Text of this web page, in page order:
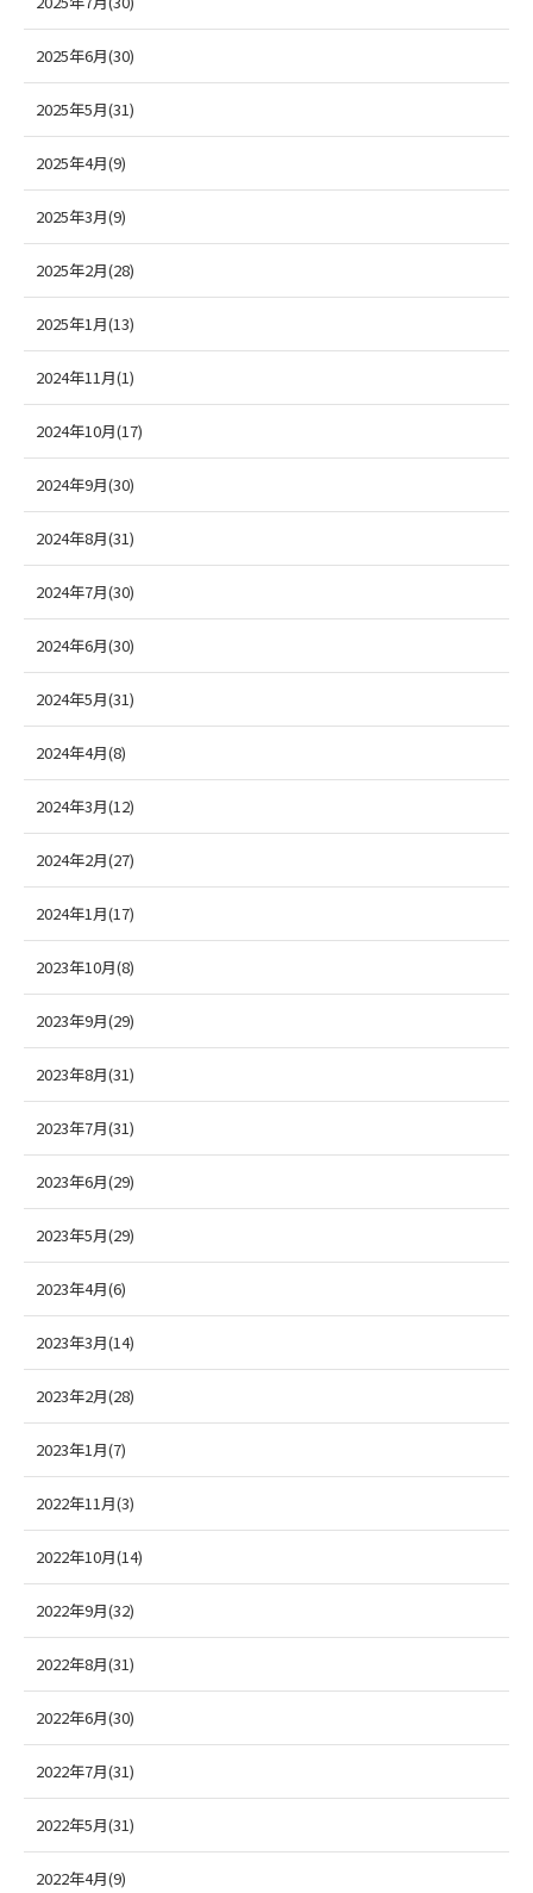
2025年6月(30)
2025年5月(31)
2025年4月(9)
2025年3月(9)
2025年2月(28)
2025年1月(13)
2024年11月(1)
2024年10月(17)
2024年9月(30)
2024年8月(31)
2024年7月(30)
2024年6月(30)
2024年5月(31)
2024年4月(8)
2024年3月(12)
2024年2月(27)
2024年1月(17)
2023年10月(8)
2023年9月(29)
2023年8月(31)
2023年7月(31)
2023年6月(29)
2023年5月(29)
2023年4月(6)
2023年3月(14)
2023年2月(28)
2023年1月(7)
2022年11月(3)
2022年10月(14)
2022年9月(32)
2022年8月(31)
2022年6月(30)
2022年7月(31)
2022年5月(31)
2022年4月(9)